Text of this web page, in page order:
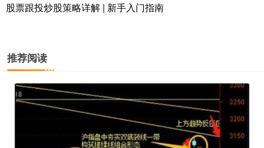
股票跟投炒股策略详解 | 新手入门指南
推荐阅读